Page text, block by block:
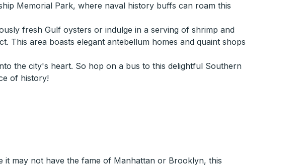
Memorial Park, where naval history buffs can roam this
fresh Gulf oysters or indulge in a serving of shrimp and
This area boasts elegant antebellum homes and quaint shops
the city's heart. So hop on a bus to this delightful Southern
of history!
it may not have the fame of Manhattan or Brooklyn, this